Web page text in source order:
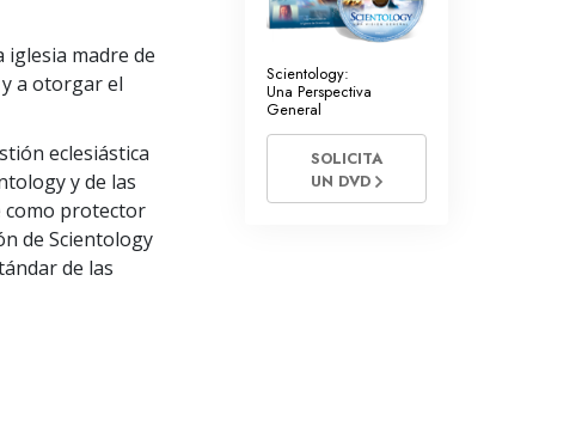
Los Fundamentos de la Organización
Los Fundamentos de las Relaciones
Objetivos y Metas
La Tecnología de Estudio
iglesia madre de
a otorgar el
eclesiástica
y de las
como protector
de Scientology
de las
Scientology:
Una Perspectiva
General
SOLICITA
UN DVD